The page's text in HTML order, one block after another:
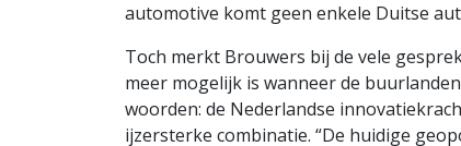
automotive komt geen enkele Duitse
Toch merkt Brouwers bij de vele
meer mogelijk is wanneer de
woorden: de Nederlandse
ijzersterke combinatie. “De huidige